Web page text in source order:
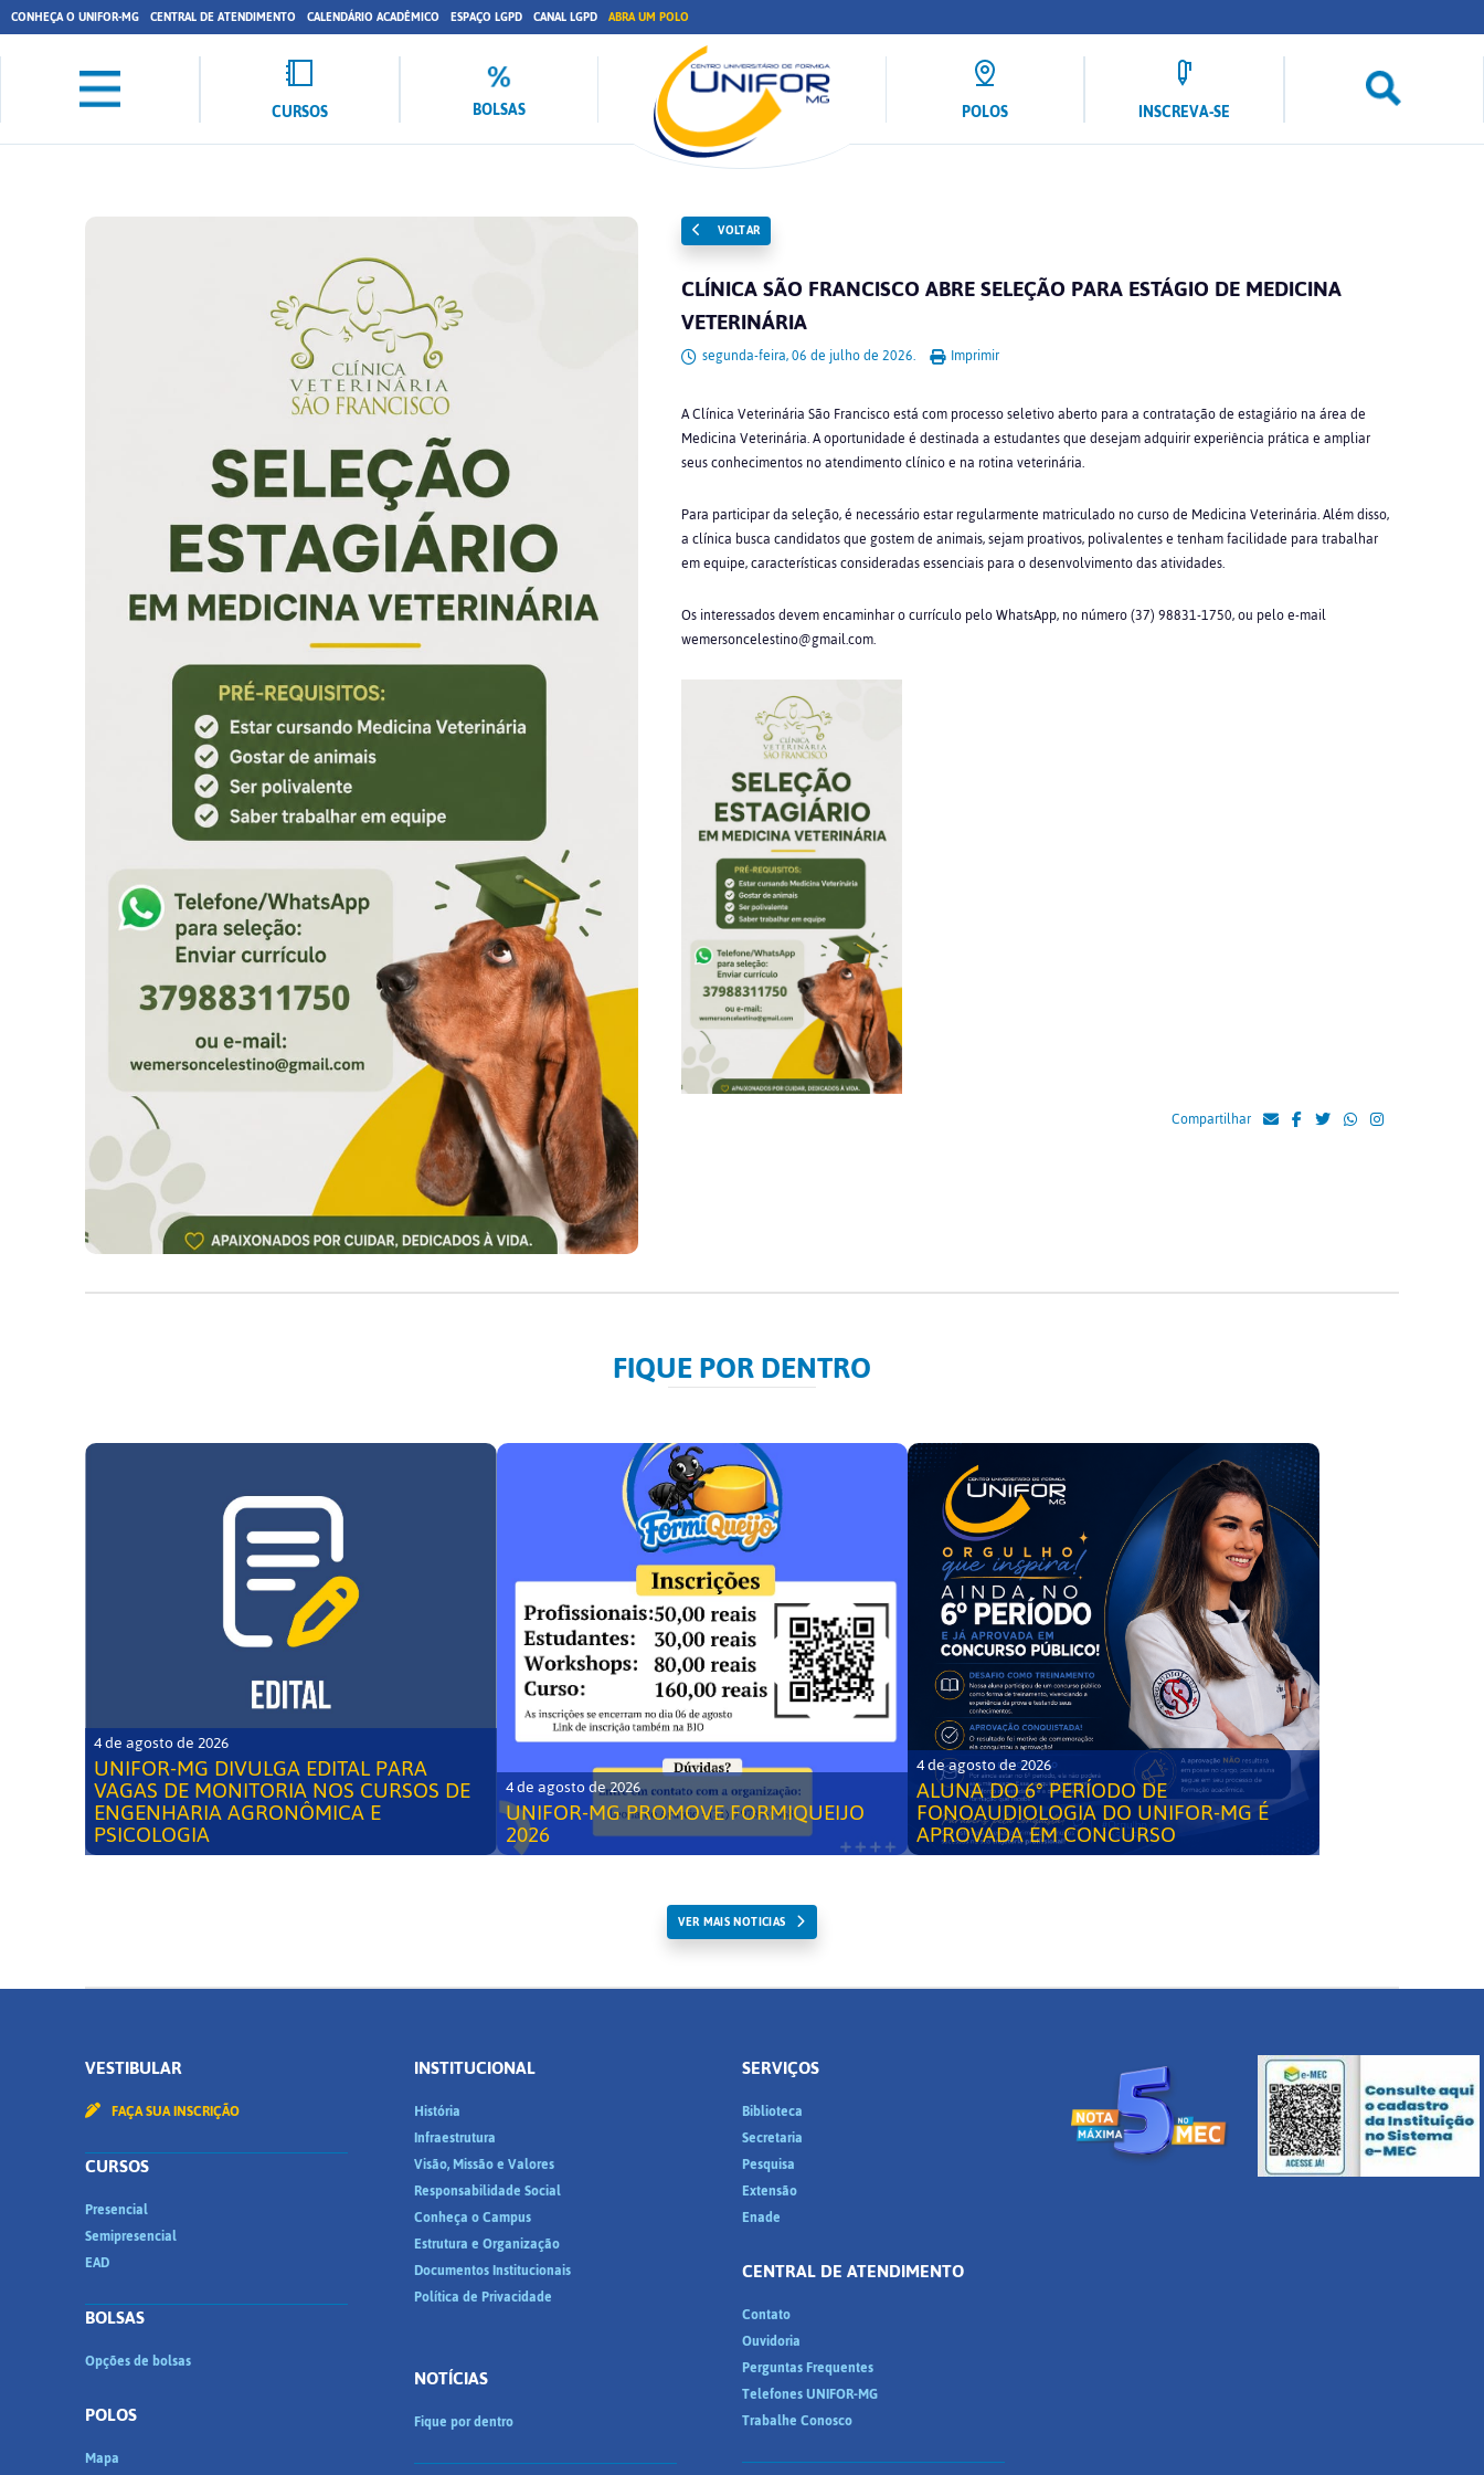
CONHEÇA O UNIFOR-MG CENTRAL DE ATENDIMENTO CALENDÁRIO ACADÊMICO ESPAÇO LGPD CANAL LGPD ABRA UM POLO
CURSOS BOLSAS POLOS INSCREVA-SE
VOLTAR
CLÍNICA SÃO FRANCISCO ABRE SELEÇÃO PARA ESTÁGIO DE MEDICINA
VETERINÁRIA
segunda-feira, 06 de julho de 2026. Imprimir
A Clínica Veterinária São Francisco está com processo seletivo aberto para a contratação de estagiário na área de
Medicina Veterinária. A oportunidade é destinada a estudantes que desejam adquirir experiência prática e ampliar
seus conhecimentos no atendimento clínico e na rotina veterinária.
Para participar da seleção, é necessário estar regularmente matriculado no curso de Medicina Veterinária. Além disso,
a clínica busca candidatos que gostem de animais, sejam proativos, polivalentes e tenham facilidade para trabalhar
em equipe, características consideradas essenciais para o desenvolvimento das atividades.
Os interessados devem encaminhar o currículo pelo WhatsApp, no número (37) 98831-1750, ou pelo e-mail
wemersoncelestino@gmail.com.
Compartilhar
FIQUE POR DENTRO
4 de agosto de 2026
UNIFOR-MG DIVULGA EDITAL PARA
VAGAS DE MONITORIA NOS CURSOS DE
ENGENHARIA AGRONÔMICA E
PSICOLOGIA
4 de agosto de 2026
UNIFOR-MG PROMOVE FORMIQUEIJO
2026
4 de agosto de 2026
ALUNA DO 6° PERÍODO DE
FONOAUDIOLOGIA DO UNIFOR-MG É
APROVADA EM CONCURSO
VER MAIS NOTICIAS
VESTIBULAR
FAÇA SUA INSCRIÇÃO
CURSOS
Presencial
Semipresencial
EAD
BOLSAS
Opções de bolsas
POLOS
Mapa
INSTITUCIONAL
História
Infraestrutura
Visão, Missão e Valores
Responsabilidade Social
Conheça o Campus
Estrutura e Organização
Documentos Institucionais
Política de Privacidade
NOTÍCIAS
Fique por dentro
SERVIÇOS
Biblioteca
Secretaria
Pesquisa
Extensão
Enade
CENTRAL DE ATENDIMENTO
Contato
Ouvidoria
Perguntas Frequentes
Telefones UNIFOR-MG
Trabalhe Conosco